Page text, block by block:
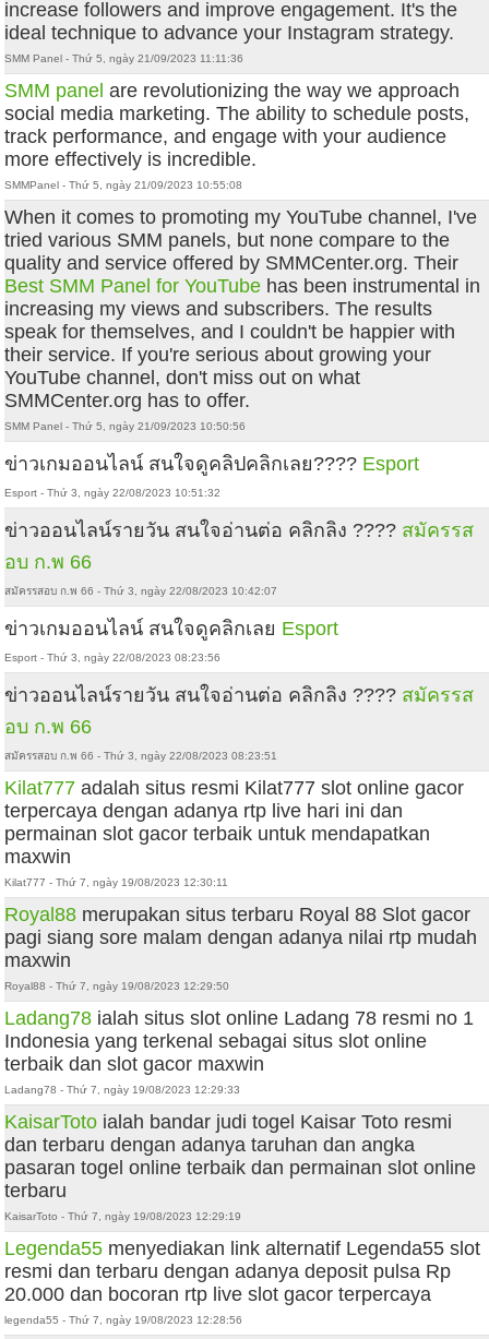
increase followers and improve engagement. It's the
ideal technique to advance your Instagram strategy.
SMM Panel - Thứ 5, ngày 21/09/2023 11:11:36
SMM panel are revolutionizing the way we approach
social media marketing. The ability to schedule posts,
track performance, and engage with your audience
more effectively is incredible.
SMMPanel - Thứ 5, ngày 21/09/2023 10:55:08
When it comes to promoting my YouTube channel, I've
tried various SMM panels, but none compare to the
quality and service offered by SMMCenter.org. Their
Best SMM Panel for YouTube has been instrumental in
increasing my views and subscribers. The results
speak for themselves, and I couldn't be happier with
their service. If you're serious about growing your
YouTube channel, don't miss out on what
SMMCenter.org has to offer.
SMM Panel - Thứ 5, ngày 21/09/2023 10:50:56
ข่าวเกมออนไลน์ สนใจดูคลิปคลิกเลย???? Esport
Esport - Thứ 3, ngày 22/08/2023 10:51:32
ข่าวออนไลน์รายวัน สนใจอ่านต่อ คลิกลิง ???? สมัครรส
อบ ก.พ 66
สมัครรสอบ ก.พ 66 - Thứ 3, ngày 22/08/2023 10:42:07
ข่าวเกมออนไลน์ สนใจดูคลิกเลย Esport
Esport - Thứ 3, ngày 22/08/2023 08:23:56
ข่าวออนไลน์รายวัน สนใจอ่านต่อ คลิกลิง ???? สมัครรส
อบ ก.พ 66
สมัครรสอบ ก.พ 66 - Thứ 3, ngày 22/08/2023 08:23:51
Kilat777 adalah situs resmi Kilat777 slot online gacor
terpercaya dengan adanya rtp live hari ini dan
permainan slot gacor terbaik untuk mendapatkan
maxwin
Kilat777 - Thứ 7, ngày 19/08/2023 12:30:11
Royal88 merupakan situs terbaru Royal 88 Slot gacor
pagi siang sore malam dengan adanya nilai rtp mudah
maxwin
Royal88 - Thứ 7, ngày 19/08/2023 12:29:50
Ladang78 ialah situs slot online Ladang 78 resmi no 1
Indonesia yang terkenal sebagai situs slot online
terbaik dan slot gacor maxwin
Ladang78 - Thứ 7, ngày 19/08/2023 12:29:33
KaisarToto ialah bandar judi togel Kaisar Toto resmi
dan terbaru dengan adanya taruhan dan angka
pasaran togel online terbaik dan permainan slot online
terbaru
KaisarToto - Thứ 7, ngày 19/08/2023 12:29:19
Legenda55 menyediakan link alternatif Legenda55 slot
resmi dan terbaru dengan adanya deposit pulsa Rp
20.000 dan bocoran rtp live slot gacor terpercaya
legenda55 - Thứ 7, ngày 19/08/2023 12:28:56